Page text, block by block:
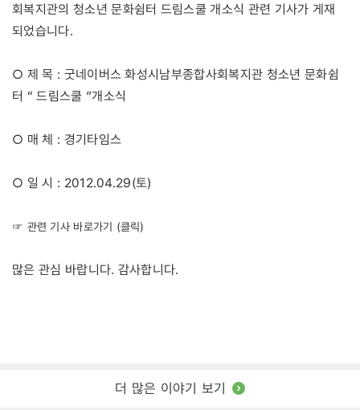
회복지관의 청소년 문화쉼터 드림스쿨 개소식 관련 기사가 게재
되었습니다.
○ 제 목 : 굿네이버스 화성시남부종합사회복지관 청소년 문화쉼
터 “ 드림스쿨 ”개소식
○ 매 체 : 경기타임스
○ 일 시 : 2012.04.29(토)
☞ 관련 기사 바로가기 (클릭)
많은 관심 바랍니다. 감사합니다.
더 많은 이야기 보기